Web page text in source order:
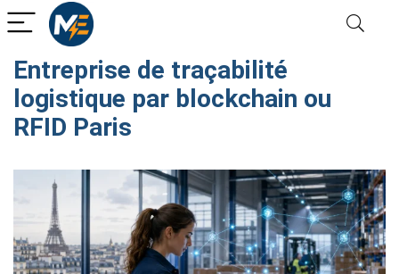
Entreprise de traçabilité
logistique par blockchain ou
RFID Paris